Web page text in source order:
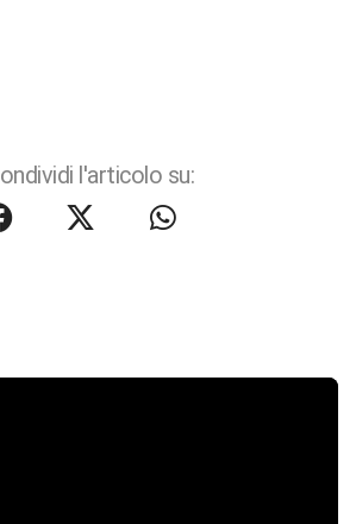
l'articolo su: